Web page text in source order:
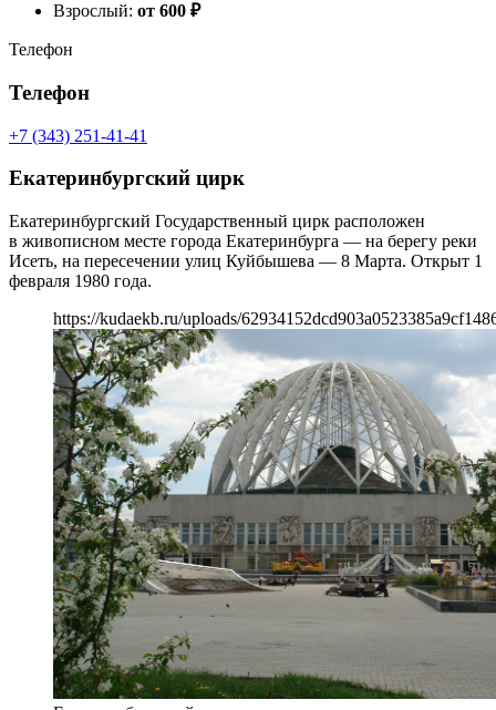
Взрослый: от 600 ₽
Телефон
Телефон
+7 (343) 251-41-41
Екатеринбургский цирк
Екатеринбургский Государственный цирк расположен
в живописном месте города Екатеринбурга — на берегу реки
Исеть, на пересечении улиц Куйбышева — 8 Марта. Открыт 1
февраля 1980 года.
https://kudaekb.ru/uploads/